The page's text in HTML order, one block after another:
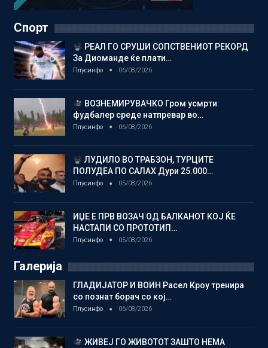
Спорт
РЕАЛ ГО СРУШИ СОПСТВЕНИОТ РЕКОРД
За Диоманде ќе плати…
Плусинфо 06/08/2026
ВОЗНЕМИРУВАЧКО Гром усмрти
фудбалер среде натпревар во…
Плусинфо 06/08/2026
ЛУДИЛО ВО ТРАБЗОН, ТУРЦИТЕ
ПОЛУДЕА ПО САЛАХ Дури 25.000…
Плусинфо 05/08/2026
ИЏЕ Е ПРВ ВОЗАЧ ОД БАЛКАНОТ КОЈ ЌЕ
НАСТАПИ СО ПРОТОТИП…
Плусинфо 05/08/2026
Галерија
ГЛАДИЈАТОР И ВОИН Расел Кроу тренира
со познат борач со кој…
Плусинфо 06/08/2026
ЖИВЕЈ ГО ЖИВОТОТ ЗАШТО НЕМА